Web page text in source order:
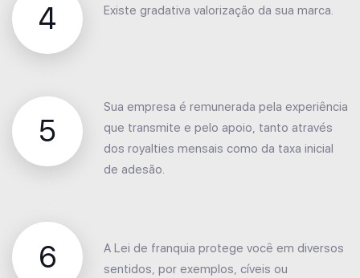
4 Existe gradativa valorização da sua marca.
5
Sua empresa é remunerada pela experiência
que transmite e pelo apoio, tanto através
dos royalties mensais como da taxa inicial
de adesão.
6
A Lei de franquia protege você em diversos
sentidos, por exemplos, cíveis ou